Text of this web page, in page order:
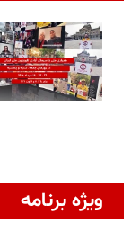
ویژه برنامه